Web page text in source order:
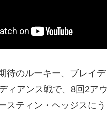
待のルーキー、ブレイデ
ィアンス戦で、8回2ア
スティン・ヘッジスに